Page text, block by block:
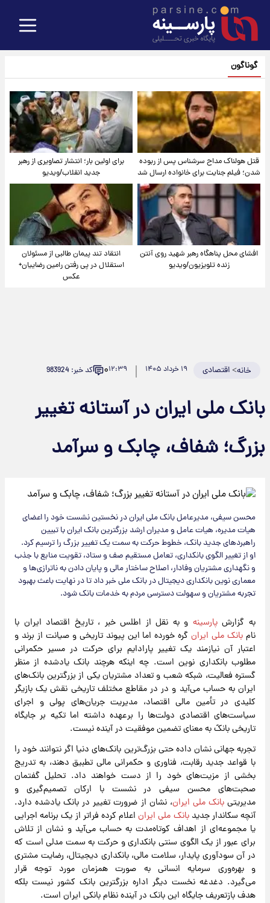
گوناگون
قتل هولناک مداح سرشناس پس از ربوده
شدن؛ فیلم جنایت برای خانواده ارسال شد
برای اولین بار؛ انتشار تصاویری از رهبر
جدید انقلاب/ویدیو
افشای محل پناهگاه‌ رهبر شهید روی آنتن
زنده تلویزیون/ویدیو
انتقاد تند پیمان طالبی از مسئولان
استقلال در پی رفتن رامین رضاییان+
عکس
خانه>اقتصادی ۱۹ خرداد ۱۴۰۵ ۱۲:۳۹۰ کد خبر: 983924
بانک ملی ایران در آستانه تغییر
بزرگ؛ شفاف، چابک و سرآمد
محسن سیفی، مدیرعامل بانک ملی ایران در نخستین نشست خود را اعضای
هیات مدیره، هیات عامل و مدیران ارشد بزرگترین بانک ایران با تبیین
راهبردهای جدید بانک، خطوط حرکت به سمت یک تغییر بزرگ را ترسیم کرد.
او از تغییر الگوی بانکداری، تعامل مستقیم صف و ستاد، تقویت منابع با جذب
و نگهداری مشتریان وفادار، اصلاح ساختار مالی و پایان دادن به ناترازی‌ها و
معماری نوین بانکداری دیجیتال در بانک ملی خبر داد تا در نهایت باعث بهبود
تجربه مشتریان و سهولت دسترسی مردم به خدمات بانک شود.
به گزارشپارسینه و به نقل از اطلس خبر ، تاریخ اقتصاد ایران با
نام بانک ملی ایرانگره خورده اما این پیوند تاریخی و صیانت از برند و
اعتبار آن نیازمند یک تغییر پارادایم برای حرکت در مسیر حکمرانی
مطلوب بانکداری نوین است. چه اینکه هرچند بانک یادشده از منظر
گستره فعالیت، شبکه شعب و تعداد مشتریان یکی از بزرگترین بانک‌های
ایران به حساب می‌آید و در در مقاطع مختلف تاریخی نقش یک بازیگر
کلیدی در تأمین مالی اقتصاد، مدیریت جریان‌های پولی و اجرای
سیاست‌های اقتصادی دولت‌ها را برعهده داشته اما تکیه بر جایگاه
تاریخی بانکً به معنای تضمین موفقیت در آینده نیست.
تجربه جهانی نشان داده حتی بزرگ‌ترین بانک‌های دنیا اگر نتوانند خود را
با قواعد جدید رقابت، فناوری و حکمرانی مالی تطبیق دهند، به تدریج
بخشی از مزیت‌های خود را از دست خواهند داد. تحلیل گفتمان
صحبت‌های محسن سیفی در نشست با ارکان تصمیم‌گیری و
مدیریتیبانک ملی ایران، نشان از ضرورت تغییر در بانک یادشده دارد.
آنچه سکاندار جدیدبانک ملی ایراناعلام کرده فراتر از یک برنامه اجرایی
یا مجموعه‌ای از اهداف کوتاه‌مدت به حساب می‌آید و نشان از تلاش
برای عبور از یک الگوی سنتی بانکداری و حرکت به سمت مدلی است که
در آن سودآوری پایدار، سلامت مالی، بانکداری دیجیتال، رضایت مشتری
و بهره‌وری سرمایه انسانی به صورت همزمان مورد توجه قرار
می‌گیرد. دغدغه نخست دیگر اداره بزرگترین بانک کشور نیست بلکه
هدف بازتعریف جایگاه این بانک در آینده نظام بانکی ایران است.